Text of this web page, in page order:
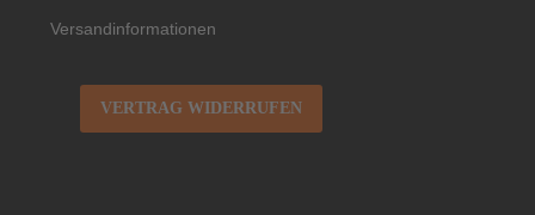
Versandinformationen
VERTRAG WIDERRUFEN